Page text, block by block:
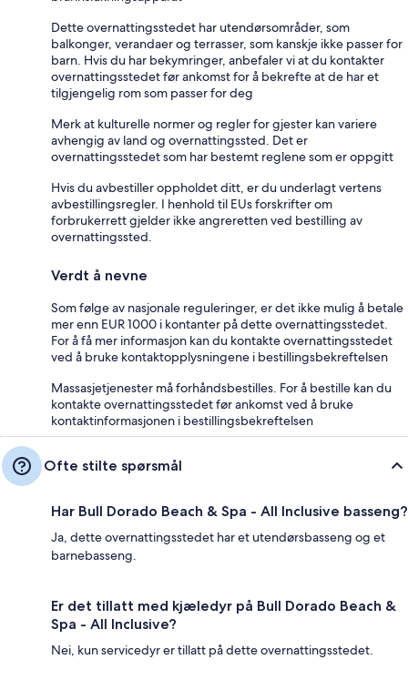
Dette overnattingsstedet har utendørsområder, som
balkonger, verandaer og terrasser, som kanskje ikke passer for
barn. Hvis du har bekymringer, anbefaler vi at du kontakter
overnattingsstedet før ankomst for å bekrefte at de har et
tilgjengelig rom som passer for deg
Merk at kulturelle normer og regler for gjester kan variere
avhengig av land og overnattingssted. Det er
overnattingsstedet som har bestemt reglene som er oppgitt
Hvis du avbestiller oppholdet ditt, er du underlagt vertens
avbestillingsregler. I henhold til EUs forskrifter om
forbrukerrett gjelder ikke angreretten ved bestilling av
overnattingssted.
Verdt å nevne
Som følge av nasjonale reguleringer, er det ikke mulig å betale
mer enn EUR 1000 i kontanter på dette overnattingsstedet.
For å få mer informasjon kan du kontakte overnattingsstedet
ved å bruke kontaktopplysningene i bestillingsbekreftelsen
Massasjetjenester må forhåndsbestilles. For å bestille kan du
kontakte overnattingsstedet før ankomst ved å bruke
kontaktinformasjonen i bestillingsbekreftelsen
Ofte stilte spørsmål
Har Bull Dorado Beach & Spa - All Inclusive basseng?
Ja, dette overnattingsstedet har et utendørsbasseng og et
barnebasseng.
Er det tillatt med kjæledyr på Bull Dorado Beach &
Spa - All Inclusive?
Nei, kun servicedyr er tillatt på dette overnattingsstedet.